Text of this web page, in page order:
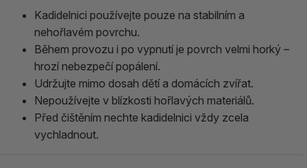
Kadidelnici používejte pouze na stabilním a
nehořlavém povrchu.
Během provozu i po vypnutí je povrch velmi horký –
hrozí nebezpečí popálení.
Udržujte mimo dosah dětí a domácích zvířat.
Nepoužívejte v blízkosti hořlavých materiálů.
Před čištěním nechte kadidelnici vždy zcela
vychladnout.